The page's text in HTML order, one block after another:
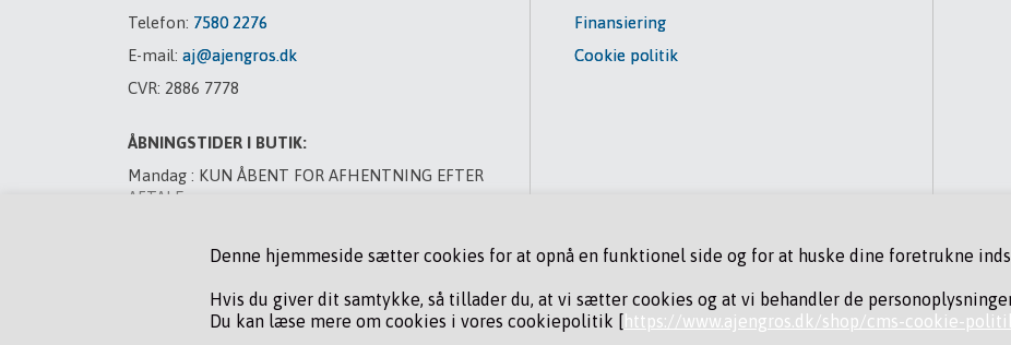
Denne hjemmeside sætter cookies for at opnå en funktionel side og for at huske dine foretrukne
Hvis du giver dit samtykke, så tillader du, at vi sætter cookies og at vi behandler de
Du kan læse mere om cookies i vores cookiepolitik [https://www.ajengros.dk/shop/cms-cookie-
Telefon: 7580 2276
E-mail:aj@ajengros.dk
CVR: 2886 7778
ÅBNINGSTIDER I BUTIK:
Mandag : KUN ÅBENT FOR AFHENTNING EFTER
AFTALE
Onsdag : LUKKET
Torsdag : LUKKET
Fredag : LUKKET
Finansiering
Cookie politik